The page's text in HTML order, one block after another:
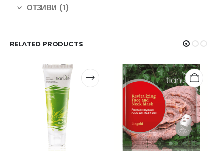
ОТЗИВИ (1)
RELATED PRODUCTS